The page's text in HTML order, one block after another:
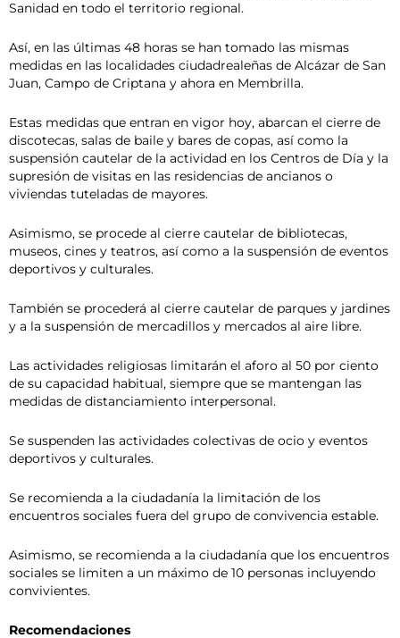
Sanidad en todo el territorio regional.
Así, en las últimas 48 horas se han tomado las mismas
medidas en las localidades ciudadrealeñas de Alcázar de San
Juan, Campo de Criptana y ahora en Membrilla.
Estas medidas que entran en vigor hoy, abarcan el cierre de
discotecas, salas de baile y bares de copas, así como la
suspensión cautelar de la actividad en los Centros de Día y la
supresión de visitas en las residencias de ancianos o
viviendas tuteladas de mayores.
Asimismo, se procede al cierre cautelar de bibliotecas,
museos, cines y teatros, así como a la suspensión de eventos
deportivos y culturales.
También se procederá al cierre cautelar de parques y jardines
y a la suspensión de mercadillos y mercados al aire libre.
Las actividades religiosas limitarán el aforo al 50 por ciento
de su capacidad habitual, siempre que se mantengan las
medidas de distanciamiento interpersonal.
Se suspenden las actividades colectivas de ocio y eventos
deportivos y culturales.
Se recomienda a la ciudadanía la limitación de los
encuentros sociales fuera del grupo de convivencia estable.
Asimismo, se recomienda a la ciudadanía que los encuentros
sociales se limiten a un máximo de 10 personas incluyendo
convivientes.
Recomendaciones